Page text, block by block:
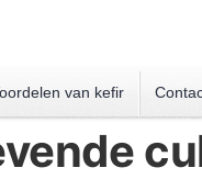
van kefir